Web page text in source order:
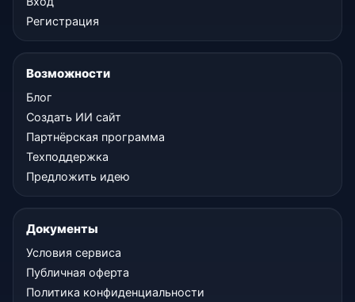
Регистрация
Возможности
Блог
Создать ИИ сайт
Партнёрская программа
Техподдержка
Предложить идею
Документы
Условия сервиса
Публичная оферта
Политика конфиденциальности